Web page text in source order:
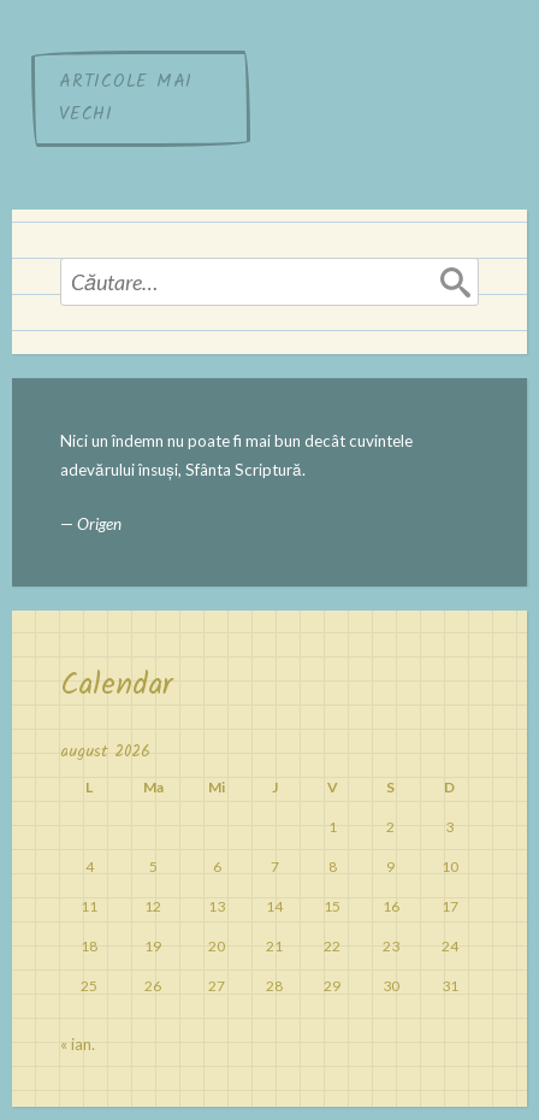
Navigare
în
ARTICOLE MAI
VECHI
Caută
după:
Nici un îndemn nu poate fi mai bun decât cuvintele
adevărului însuși, Sfânta Scriptură.
— Origen
Calendar
august 2026
L Ma Mi J V S D
1 2 3
4 5 6 7 8 9 10
11 12 13 14 15 16 17
18 19 20 21 22 23 24
25 26 27 28 29 30 31
« ian.